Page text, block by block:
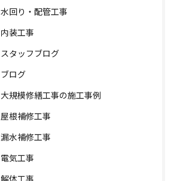
水回り・配管工事
内装工事
スタッフブログ
ブログ
大規模修繕工事の施工事例
屋根補修工事
漏水補修工事
電気工事